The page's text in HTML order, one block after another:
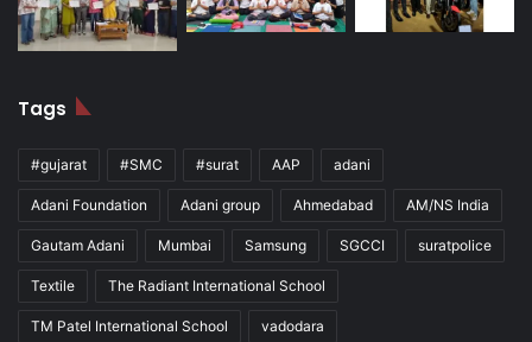
Tags
#gujarat #SMC #surat AAP adani
Adani Foundation Adani group Ahmedabad AM/NS India
Gautam Adani Mumbai Samsung SGCCI suratpolice
Textile The Radiant International School
TM Patel International School vadodara